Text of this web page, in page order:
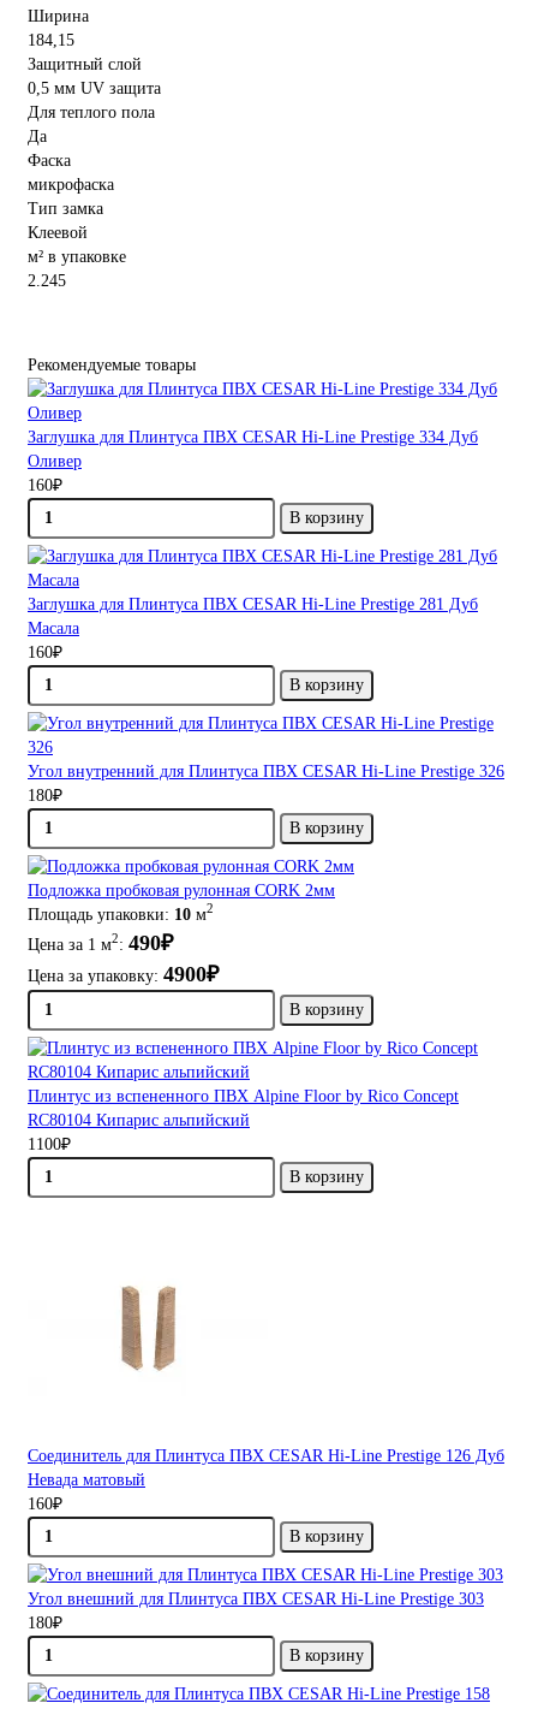
Ширина
184,15
Защитный слой
0,5 мм UV защита
Для теплого пола
Да
Фаска
микрофаска
Тип замка
Клеевой
м² в упаковке
2.245
Рекомендуемые товары
Заглушка для Плинтуса ПВХ CESAR Hi-Line Prestige 334 Дуб
Оливер
160₽
В корзину
Заглушка для Плинтуса ПВХ CESAR Hi-Line Prestige 281 Дуб
Масала
160₽
В корзину
Угол внутренний для Плинтуса ПВХ CESAR Hi-Line Prestige 326
180₽
В корзину
Подложка пробковая рулонная CORK 2мм
Площадь упаковки: 10 м2
Цена за 1 м2: 490₽
Цена за упаковку: 4900₽
В корзину
Плинтус из вспененного ПВХ Alpine Floor by Rico Concept
RC80104 Кипарис альпийский
1100₽
В корзину
Соединитель для Плинтуса ПВХ CESAR Hi-Line Prestige 126 Дуб
Невада матовый
160₽
В корзину
Угол внешний для Плинтуса ПВХ CESAR Hi-Line Prestige 303
180₽
В корзину